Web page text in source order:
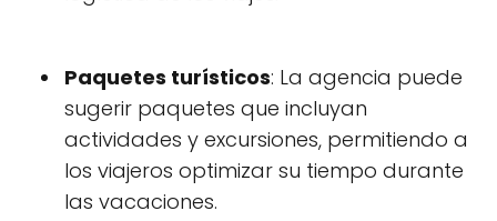
Paquetes turísticos: La agencia puede
sugerir paquetes que incluyan
actividades y excursiones, permitiendo a
los viajeros optimizar su tiempo durante
las vacaciones.